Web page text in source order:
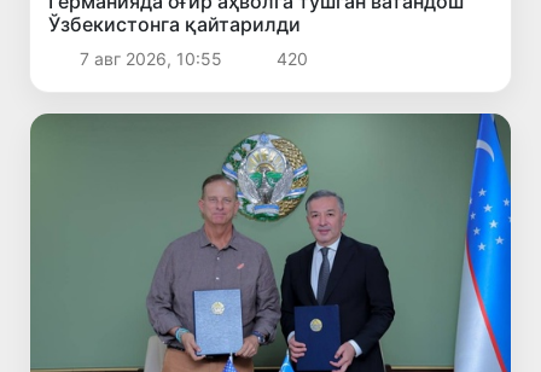
Ўзбекистонга қайтарилди
7 авг 2026, 10:55 420